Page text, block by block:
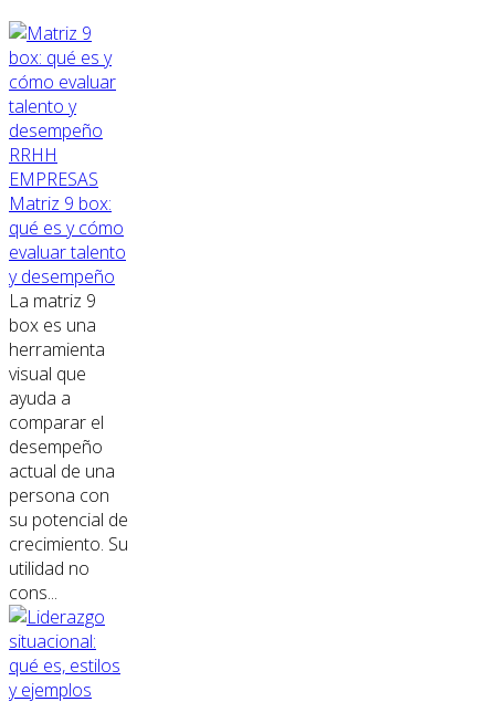
RRHH
EMPRESAS
Matriz 9 box:
qué es y cómo
evaluar talento
y desempeño
La matriz 9
box es una
herramienta
visual que
ayuda a
comparar el
desempeño
actual de una
persona con
su potencial de
crecimiento. Su
utilidad no
cons...